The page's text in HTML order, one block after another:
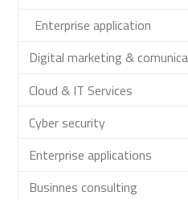
Enterprise application
Digital marketing &
Cloud & IT Services
Cyber security
Enterprise applications
Businnes consulting